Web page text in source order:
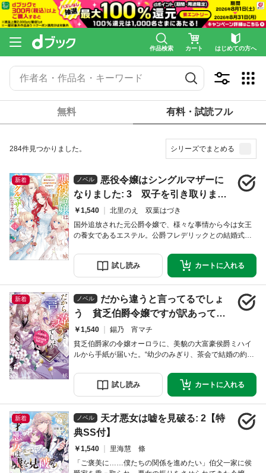
作品検索 カート はじめての方へ
無料 有料・試読フル
284件見つかりました。 シリーズでまとめる
新着 ノベル
悪役令嬢はシングルマザーに
なりました: 3 双子を引き取りまし
たが公爵様からの溺愛は想定外です
【特典SS付】
￥1,540
北里のえ 双葉はづき
国外追放された元公爵令嬢で、様々な事情から今は女王
の養女であるエステル。公爵フレデリックとの結婚式を
や周囲に祝福され慌ただしくも幸せな日々を過ごしてい
た。そんなある日、エステルの母親が訪ねてきて公爵邸
に滞在することに。時を同じくしてエステルの不穏な噂
される悪役令嬢と冷徹公爵の婚約ラブファンタジー
試し読み カートに入れる
新着 ノベル
だから違うと言ってるでしょ
う 貧乏伯爵令嬢ですが訳あって大
富豪侯爵様の契約妻になりました
【特典SS付】
￥1,540
錫乃 宵マチ
貧乏伯爵家の令嬢オーロラに、美貌の大富豪侯爵ミハイ
ルから手紙が届いた。“幼少のみぎり、茶会で結婚の約束
婚を申し込みたく……”けれど、そんな約束した覚えはな
いし茶会に出席すらしていない。“人違いです”と返事をし
たところ、ミハイル本人が訪ねてきていわく「貴女は探
この人、何言ってんの？ 困惑したオーロラだ
試し読み カートに入れる
新着 ノベル
天才悪女は嘘を見破る: 2【特
典SS付】
￥1,540
里海慧 條
「ご褒美に……僕たちの関係を進めたい」伯父一家に侯